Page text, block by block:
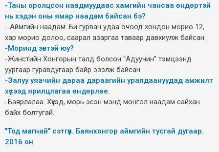
-Таны оролцсон наадмуудаас хамгийн чансаа өндөртэй
нь хэдэн оны ямар наадам байсан бэ?
- Аймгийн наадам. Би гурван удаа очоод хондон морио 12,
хар морио долоо, саарал азаргаа таваар давхиулж байсан.
-Моринд эвтэй юу?
-Жинстийн Хонгорын талд болсон “Адуучин” тэмцээнд
уургаар гуравдугаар байр эзэлж байсан.
-Залуу уяачийн дараа дараагийн уралдаануудад амжилт
хүсээд ярилцлагаа өндөрлөе.
-Баярлалаа. Хүүхэд, морь эсэн мэнд монгол наадам сайхан
байх болтугай.
"Тод магнай" сэтгүүл. Баянхонгор аймгийн тусгай дугаар.
2016 он